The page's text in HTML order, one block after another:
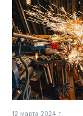
12 марта 2024 г.